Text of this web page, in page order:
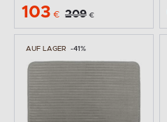
103 € 209 €
AUF LAGER -41%